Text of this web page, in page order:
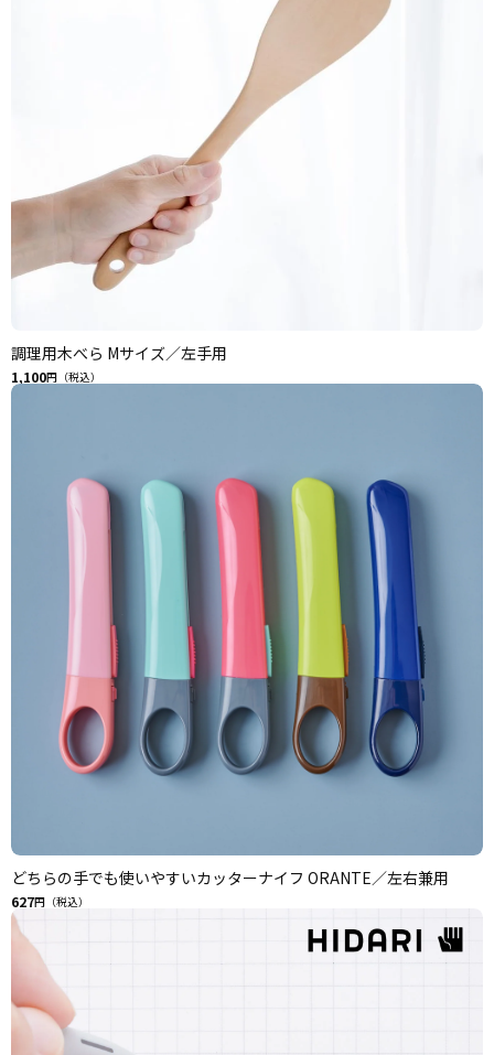
調理用木べら Mサイズ／左手用
1,100円（税込）
どちらの手でも使いやすいカッターナイフ ORANTE／左右兼用
627円（税込）